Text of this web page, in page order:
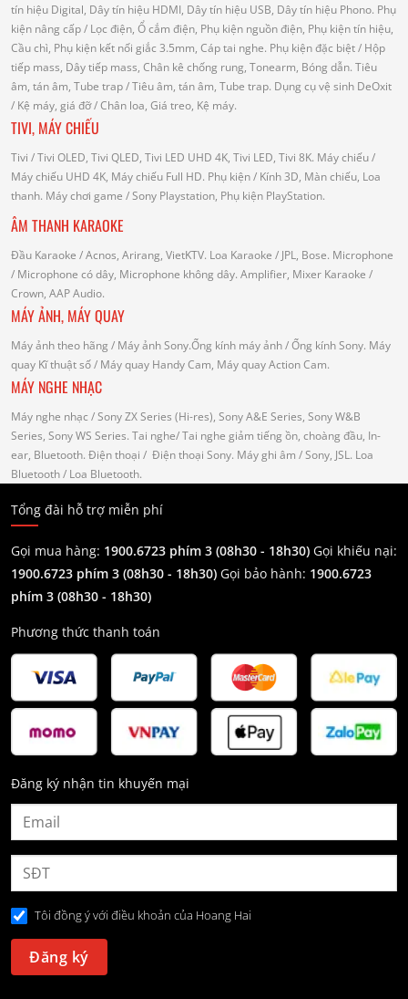
tín hiệu Digital, Dây tín hiệu HDMI, Dây tín hiệu USB, Dây tín hiệu Phono. Phụ
kiện nâng cấp/ Lọc điện, Ổ cắm điện, Phụ kiện nguồn điện, Phụ kiện tín hiệu,
Cầu chì, Phụ kiện kết nối giắc 3.5mm, Cáp tai nghe. Phụ kiện đặc biệt/ Hộp
tiếp mass, Dây tiếp mass, Chân kê chống rung, Tonearm, Bóng dẫn. Tiêu
âm, tán âm, Tube trap/ Tiêu âm, tán âm, Tube trap. Dụng cụ vệ sinh DeOxit
/ Kệ máy, giá đỡ/ Chân loa, Giá treo, Kệ máy.
TIVI, MÁY CHIẾU
Tivi / Tivi OLED, Tivi QLED, Tivi LED UHD 4K, Tivi LED, Tivi 8K. Máy chiếu/
Máy chiếu UHD 4K, Máy chiếu Full HD. Phụ kiện/ Kính 3D, Màn chiếu, Loa
thanh. Máy chơi game / Sony Playstation, Phụ kiện PlayStation.
ÂM THANH KARAOKE
Đầu Karaoke / Acnos, Arirang, VietKTV. Loa Karaoke / JPL, Bose. Microphone
/ Microphone có dây, Microphone không dây. Amplifier, Mixer Karaoke /
Crown, AAP Audio.
MÁY ẢNH, MÁY QUAY
Máy ảnh theo hãng / Máy ảnh Sony.Ống kính máy ảnh / Ống kính Sony. Máy
quay Kĩ thuật số/ Máy quay Handy Cam, Máy quay Action Cam.
MÁY NGHE NHẠC
Máy nghe nhạc / Sony ZX Series (Hi-res), Sony A&E Series, Sony W&B
Series, Sony WS Series. Tai nghe/ Tai nghe giảm tiếng ồn, choàng đầu, In-
ear, Bluetooth. Điện thoại / Điện thoại Sony. Máy ghi âm / Sony, JSL. Loa
Bluetooth/ Loa Bluetooth.
Tổng đài hỗ trợ miễn phí
Gọi mua hàng: 1900.6723 phím 3 (08h30 - 18h30) Gọi khiếu nại:
1900.6723 phím 3 (08h30 - 18h30) Gọi bảo hành: 1900.6723
phím 3 (08h30 - 18h30)
Phương thức thanh toán
Đăng ký nhận tin khuyến mại
Tôi đồng ý với điều khoản của Hoang Hai